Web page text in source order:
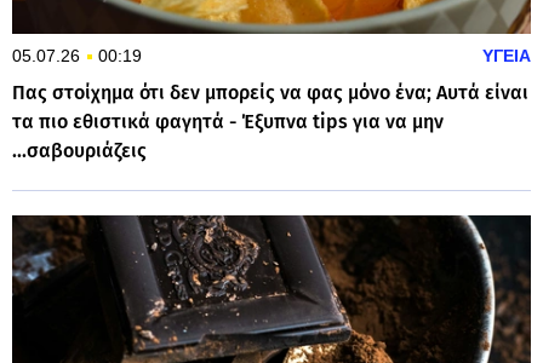
05.07.26 00:19 ΥΓΕΙΑ
Πας στοίχημα ότι δεν μπορείς να φας μόνο ένα; Αυτά είναι
τα πιο εθιστικά φαγητά - Έξυπνα tips για να μην
...σαβουριάζεις